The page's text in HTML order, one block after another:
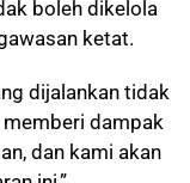
boleh dikelola
ketat.
dijalankan tidak
dampak
dan kami akan